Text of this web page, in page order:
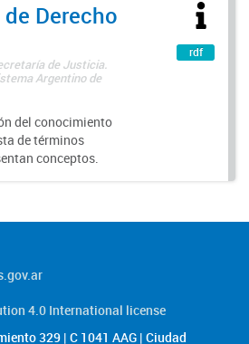
Derecho
de Justicia.
Argentino de
del conocimiento
de términos
conceptos.
rdf
4.0 International license
329 | C 1041 AAG | Ciudad